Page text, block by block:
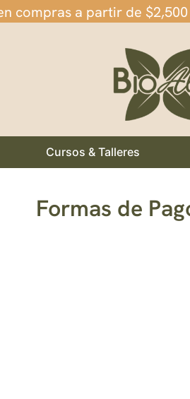
compras a partir de
Cursos & Talleres
Formas de